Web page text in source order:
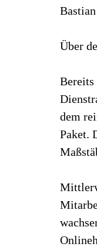
Über
Bereits
dem
Paket.